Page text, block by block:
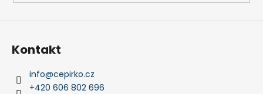
Kontakt
info@cepirko.cz
+420 606 802 696